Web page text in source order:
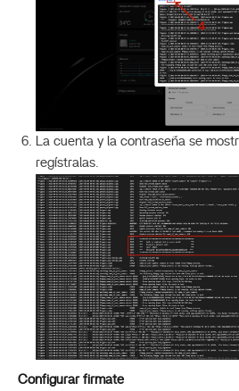
La cuenta y la contraseña se
regístralas.
Configurar firmate